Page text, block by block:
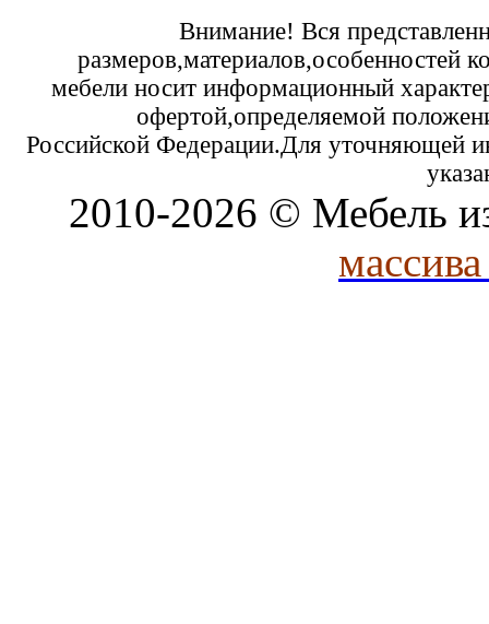
Внимание! Вся
размеров,материалов,особенностей
мебели носит информационный
офертой,определяемой
Российской Федерации.Для уточняющей
2010-2026 © Мебель